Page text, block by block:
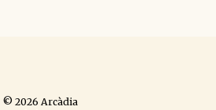
© 2026 Arcàdia